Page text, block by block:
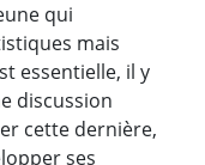
qui
mais
essentielle, il y
discussion
cette dernière,
ses